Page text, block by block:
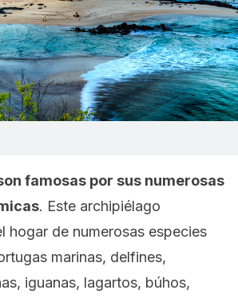
famosas por sus numerosas
. Este archipiélago
hogar de numerosas especies
marinas, delfines,
iguanas, lagartos, búhos,